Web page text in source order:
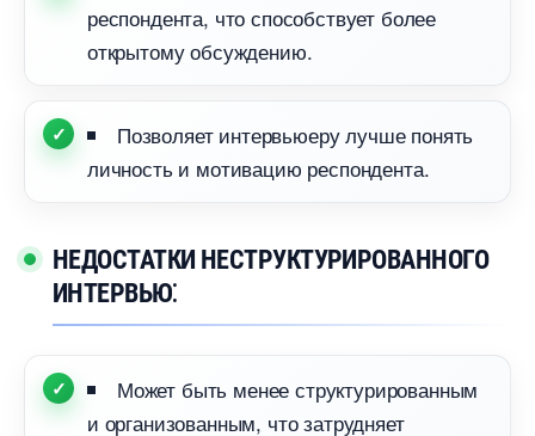
респондента, что способствует более
открытому обсуждению.​
Позволяет интервьюеру лучше понять
личность и мотивацию респондента.​
НЕДОСТАТКИ НЕСТРУКТУРИРОВАННОГО
ИНТЕРВЬЮ⁚
Может быть менее структурированным
и организованным, что затрудняет